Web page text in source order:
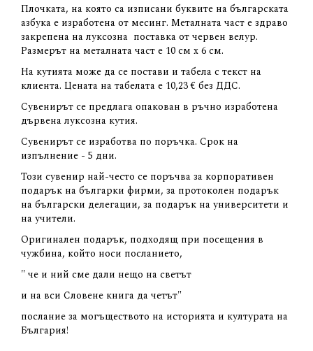
Плочката, на която са изписани буквите на българската
азбука е изработена от месинг. Металната част е здраво
закрепена на луксозна поставка от червен велур.
Размерът на металната част е 10 см х 6 см.
На кутията може да се постави и табела с текст на
клиента. Цената на табелата е 10,23 € без ДДС.
Сувенирът се предлага опакован в ръчно изработена
дървена луксозна кутия.
Сувенирът се изработва по поръчка. Срок на
изпълнение - 5 дни.
Този сувенир най-често се поръчва за корпоративен
подарък на българки фирми, за протоколен подарък
на български делегации, за подарък на университети и
на учители.
Оригинален подарък, подходящ при посещения в
чужбина, който носи посланието,
" че и ний сме дали нещо на светът
и на вси Словене книга да четът"
послание за могъществото на историята и културата на
България!